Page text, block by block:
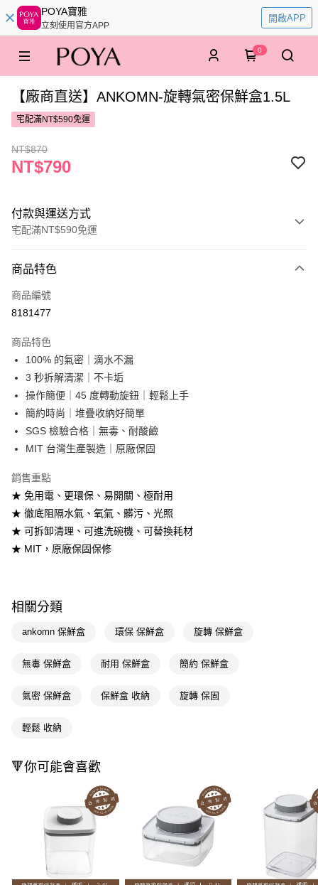
POYA寶雅
立刻使用官方APP
開啟APP
0
【廠商直送】ANKOMN-旋轉氣密保鮮盒1.5L
宅配滿NT$590免運
NT$870
NT$790
付款與運送方式
宅配滿NT$590免運
POYA支付
信用卡一次付款
Apple Pay
街口支付
悠遊付
Google Pay
相關說明
【關於「AFTEE先享後付」】
AFTEE先享後付是「在收到商品之後才付款」的支付方式。 讓您購物簡單
便利好安心！
１．簡單：不需註冊會員、不需綁卡、不需儲值。
２．便利：只要手機號碼，簡訊認證，即可結帳。
結帳頁面，進行簡訊認證並確認金額後，即可完成結帳。
３．收到繳費通知簡訊後14天內，點擊此簡訊中的連結，可透過四大超商／
※ 請注意：結帳手續完成當下不需立刻繳費，但若您需要取消訂單，請聯絡
※ 交易是否成功請以「AFTEE先享後付 」之結帳頁面顯示為準，若有關於
客戶支援中心」
１．透過由恩沛科技股份有限公司提供之「AFTEE先享後付」服務完成之交
權轉讓予恩沛科技股份有限公司。
２．關於個人資料處理事宜，請瀏覽以下網址：
https://aftee.tw/terms/#terms3
３．未成年的使用者請事先徵得法定代理人或監護人之同意方可使用
「AFTEE先享後付」，若未經同意申辦者引起之損失，本公司不負相關責
４．使用「AFTEE先享後付」時，將依據個別帳號之用戶狀況，依本公司即
時審查核予不同之上限額度；若仍有額度不足之情形，本公司將視審查結果
運送方式
宅配(廠商直送🚚)
每筆NT$100，滿NT$590(含以上)免運費
每筆NT$300
商品特色
商品編號
8181477
商品特色
100% 的氣密｜滴水不漏
3 秒拆解清潔｜不卡垢
操作簡便｜45 度轉動旋鈕｜輕鬆上手
簡約時尚｜堆疊收納好簡單
SGS 檢驗合格｜無毒、耐酸鹼
MIT 台灣生產製造｜原廠保固
銷售重點
★ 免用電、更環保、易開關、極耐用
★ 徹底阻隔水氣、氧氣、髒污、光照
★ 可拆卸清理、可進洗碗機、可替換耗材
★ MIT，原廠保固保修
相關分類
ankomn 保鮮盒 環保 保鮮盒 旋轉 保鮮盒
無毒 保鮮盒 耐用 保鮮盒 簡約 保鮮盒
氣密 保鮮盒 保鮮盒 收納 旋轉 保固
輕鬆 收納
🔻你可能會喜歡